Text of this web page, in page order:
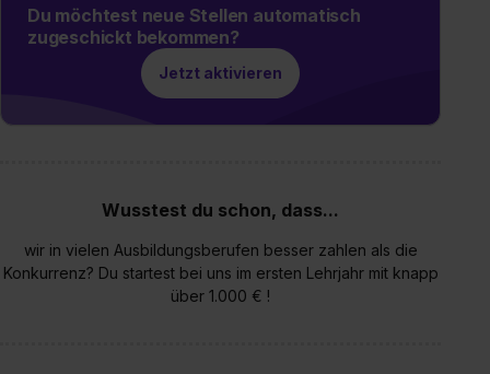
Du möchtest neue Stellen automatisch
zugeschickt bekommen?
Jetzt aktivieren
Wusstest du schon, dass...
wir in vielen Ausbildungsberufen besser zahlen als die
Konkurrenz? Du startest bei uns im ersten Lehrjahr mit knapp
über 1.000 € !